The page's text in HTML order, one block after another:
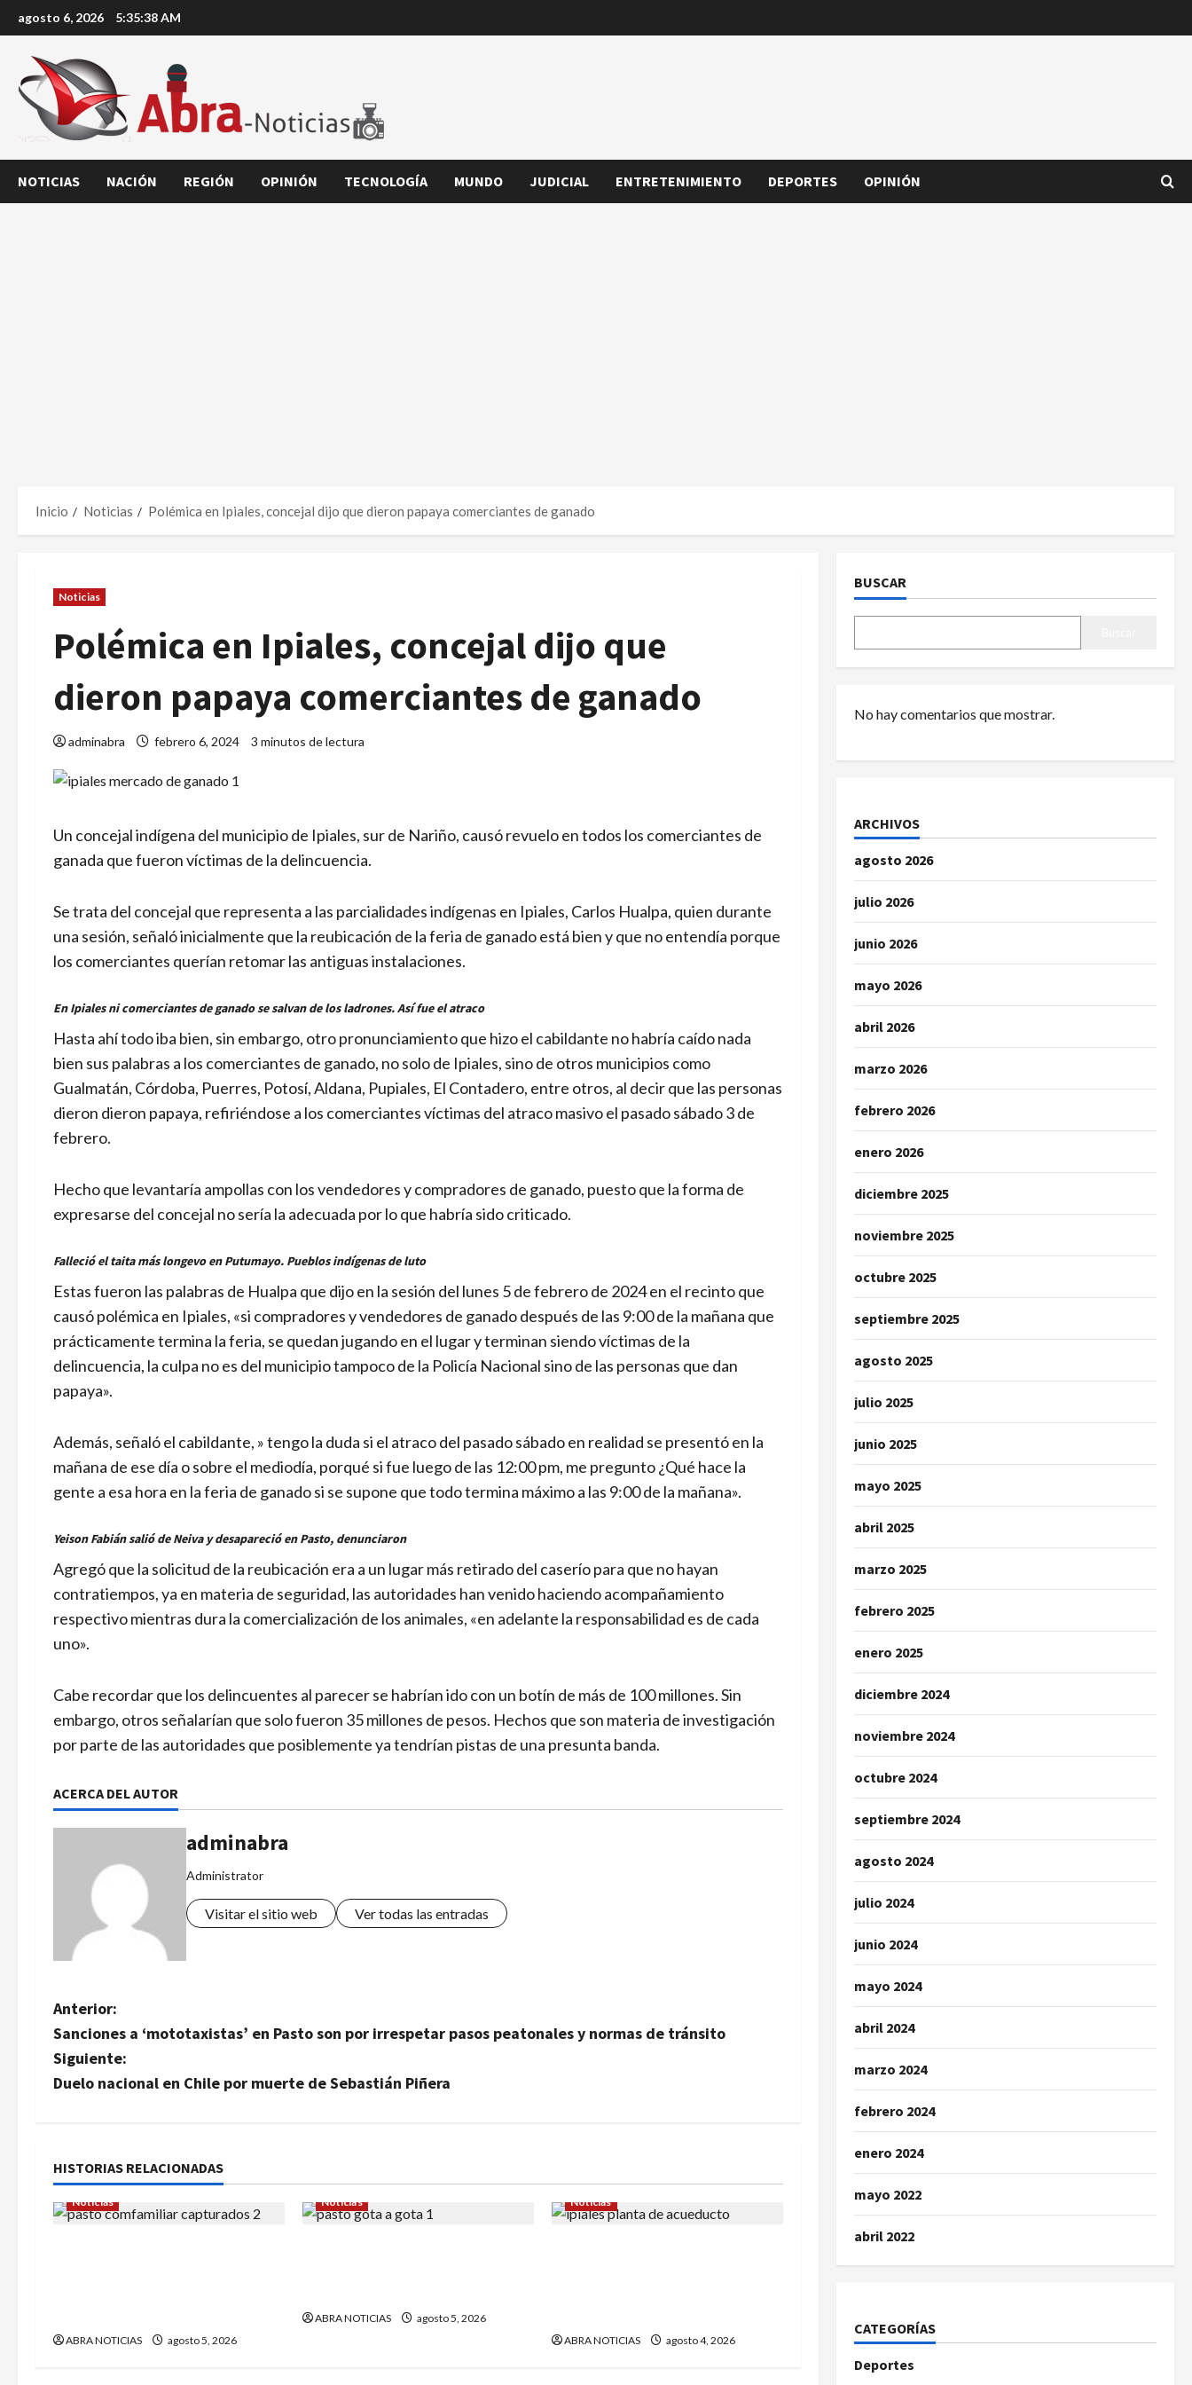
al
contenido
agosto 6, 2026 5:35:39 AM
NOTICIAS NACIÓN REGIÓN OPINIÓN TECNOLOGÍA MUNDO JUDICIAL ENTRETENIMIENTO DEPORTES OPINIÓN
Inicio Noticias Polémica en Ipiales, concejal dijo que dieron papaya comerciantes de ganado
Noticias
Polémica en Ipiales, concejal dijo que
dieron papaya comerciantes de ganado
adminabra febrero 6, 2024 3 minutos de lectura
Un concejal indígena del municipio de Ipiales, sur de Nariño, causó revuelo en todos los comerciantes de
ganada que fueron víctimas de la delincuencia.
Se trata del concejal que representa a las parcialidades indígenas en Ipiales, Carlos Hualpa, quien durante
una sesión, señaló inicialmente que la reubicación de la feria de ganado está bien y que no entendía porque
los comerciantes querían retomar las antiguas instalaciones.
En Ipiales ni comerciantes de ganado se salvan de los ladrones. Así fue el atraco
Hasta ahí todo iba bien, sin embargo, otro pronunciamiento que hizo el cabildante no habría caído nada
bien sus palabras a los comerciantes de ganado, no solo de Ipiales, sino de otros municipios como
Gualmatán, Córdoba, Puerres, Potosí, Aldana, Pupiales, El Contadero, entre otros, al decir que las personas
dieron dieron papaya, refiriéndose a los comerciantes víctimas del atraco masivo el pasado sábado 3 de
febrero.
Hecho que levantaría ampollas con los vendedores y compradores de ganado, puesto que la forma de
expresarse del concejal no sería la adecuada por lo que habría sido criticado.
Falleció el taita más longevo en Putumayo. Pueblos indígenas de luto
Estas fueron las palabras de Hualpa que dijo en la sesión del lunes 5 de febrero de 2024 en el recinto que
causó polémica en Ipiales, «si compradores y vendedores de ganado después de las 9:00 de la mañana que
prácticamente termina la feria, se quedan jugando en el lugar y terminan siendo víctimas de la
delincuencia, la culpa no es del municipio tampoco de la Policía Nacional sino de las personas que dan
papaya».
Además, señaló el cabildante, » tengo la duda si el atraco del pasado sábado en realidad se presentó en la
mañana de ese día o sobre el mediodía, porqué si fue luego de las 12:00 pm, me pregunto ¿Qué hace la
gente a esa hora en la feria de ganado si se supone que todo termina máximo a las 9:00 de la mañana».
Yeison Fabián salió de Neiva y desapareció en Pasto, denunciaron
Agregó que la solicitud de la reubicación era a un lugar más retirado del caserío para que no hayan
contratiempos, ya en materia de seguridad, las autoridades han venido haciendo acompañamiento
respectivo mientras dura la comercialización de los animales, «en adelante la responsabilidad es de cada
uno».
Cabe recordar que los delincuentes al parecer se habrían ido con un botín de más de 100 millones. Sin
embargo, otros señalarían que solo fueron 35 millones de pesos. Hechos que son materia de investigación
por parte de las autoridades que posiblemente ya tendrían pistas de una presunta banda.
ACERCA DEL AUTOR
adminabra
Administrator
Visitar el sitio web Ver todas las entradas
N
a
v
g
a
n
Anterior:
Sanciones a ‘mototaxistas’ en Pasto son por irrespetar pasos peatonales y normas de tránsito
Siguiente:
Duelo nacional en Chile por muerte de Sebastián Piñera
HISTORIAS RELACIONADAS
Noticias
ABRA NOTICIAS agosto 5, 2026
Noticias
ABRA NOTICIAS agosto 5, 2026
Noticias
ABRA NOTICIAS agosto 4, 2026
BUSCAR
No hay comentarios que mostrar.
ARCHIVOS
agosto 2026
julio 2026
junio 2026
mayo 2026
abril 2026
marzo 2026
febrero 2026
enero 2026
diciembre 2025
noviembre 2025
octubre 2025
septiembre 2025
agosto 2025
julio 2025
junio 2025
mayo 2025
abril 2025
marzo 2025
febrero 2025
enero 2025
diciembre 2024
noviembre 2024
octubre 2024
septiembre 2024
agosto 2024
julio 2024
junio 2024
mayo 2024
abril 2024
marzo 2024
febrero 2024
enero 2024
mayo 2022
abril 2022
CATEGORÍAS
Deportes